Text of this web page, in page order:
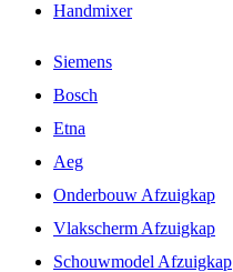
Handmixer
Siemens
Bosch
Etna
Aeg
Onderbouw Afzuigkap
Vlakscherm Afzuigkap
Schouwmodel Afzuigkap